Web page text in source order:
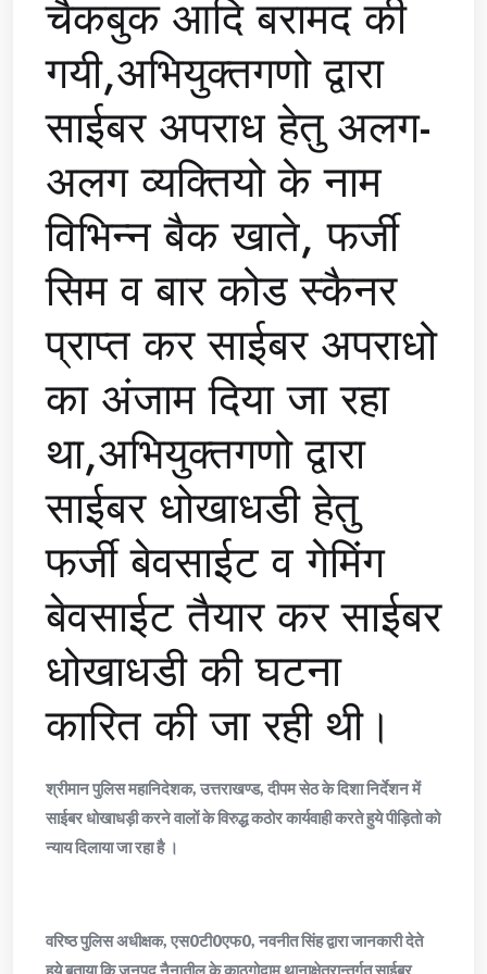
चैकबुक आदि बरामद की
गयी,अभियुक्तगणो द्वारा
साईबर अपराध हेतु अलग-
अलग व्यक्तियो के नाम
विभिन्न बैक खाते, फर्जी
सिम व बार कोड स्कैनर
प्राप्त कर साईबर अपराधो
का अंजाम दिया जा रहा
था,अभियुक्तगणो द्वारा
साईबर धोखाधडी हेतु
फर्जी बेवसाईट व गेमिंग
बेवसाईट तैयार कर साईबर
धोखाधडी की घटना
कारित की जा रही थी।
श्रीमान पुलिस महानिदेशक, उत्तराखण्ड, दीपम सेठ के दिशा निर्देशन में
साईबर धोखाधड़ी करने वालों के विरुद्ध कठोर कार्यवाही करते हुये पीड़ितो को
न्याय दिलाया जा रहा है ।
वरिष्ठ पुलिस अधीक्षक, एस0टी0एफ0, नवनीत सिंह द्वारा जानकारी देते
हुये बताया कि जनपद नैनातील के काठगोदाम थानाक्षेत्रान्तर्गत साईबर